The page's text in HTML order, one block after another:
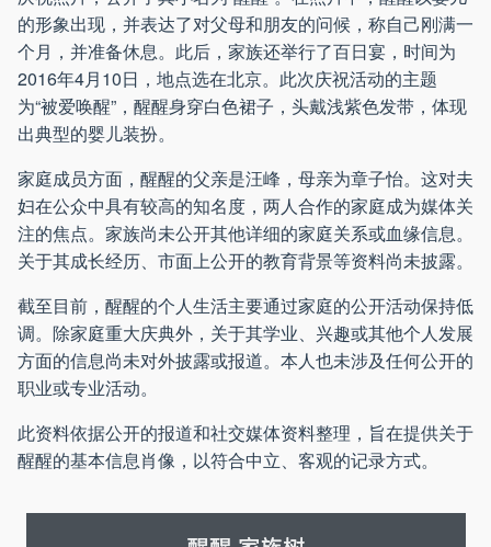
的形象出现，并表达了对父母和朋友的问候，称自己刚满一
个月，并准备休息。此后，家族还举行了百日宴，时间为
2016年4月10日，地点选在北京。此次庆祝活动的主题
为“被爱唤醒”，醒醒身穿白色裙子，头戴浅紫色发带，体现
出典型的婴儿装扮。
家庭成员方面，醒醒的父亲是汪峰，母亲为章子怡。这对夫
妇在公众中具有较高的知名度，两人合作的家庭成为媒体关
注的焦点。家族尚未公开其他详细的家庭关系或血缘信息。
关于其成长经历、市面上公开的教育背景等资料尚未披露。
截至目前，醒醒的个人生活主要通过家庭的公开活动保持低
调。除家庭重大庆典外，关于其学业、兴趣或其他个人发展
方面的信息尚未对外披露或报道。本人也未涉及任何公开的
职业或专业活动。
此资料依据公开的报道和社交媒体资料整理，旨在提供关于
醒醒的基本信息肖像，以符合中立、客观的记录方式。